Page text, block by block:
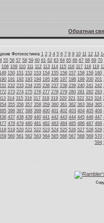
Обратная
Фотохостинга 1 2 3 4 5 6 7 8 9 10 11 12 13
55 56 57 58 59 60 61 62 63 64 65 66 67 68 69 70
108 109 110 111 112 113 114 115 116 117 118 119
150 151 152 153 154 155 156 157 158 159 160
191 192 193 194 195 196 197 198 199 200 201
232 233 234 235 236 237 238 239 240 241 242
273 274 275 276 277 278 279 280 281 282 283
314 315 316 317 318 319 320 321 322 323 324
355 356 357 358 359 360 361 362 363 364 365
396 397 398 399 400 401 402 403 404 405 406
437 438 439 440 441 442 443 444 445 446 447
478 479 480 481 482 483 484 485 486 487 488
519 520 521 522 523 524 525 526 527 528 529
560 561 562 563 564 565 566 567 568 569 570
594